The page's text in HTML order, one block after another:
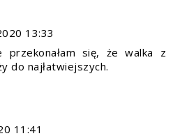
13:33
przekonałam się, że walka z
do najłatwiejszych.
11:41